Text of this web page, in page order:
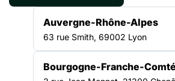
ACTUALITÉ|21 JUILLET 2020
Rapport
du 13 avril 2016
Auvergne-Rhône-Alpes
63 rue Smith, 69002 Lyon
Bourgogne-Franche-Comté